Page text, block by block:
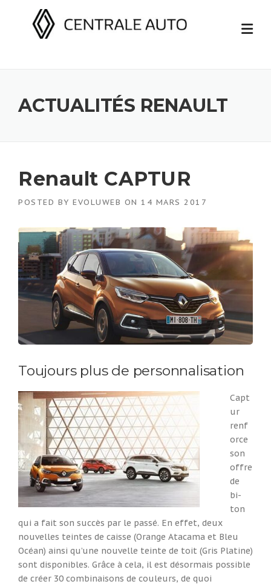
ACTUALITÉS RENAULT
Renault CAPTUR
POSTED BY EVOLUWEB ON 14 MARS 2017
Toujours plus de personnalisation
Capt
ur
renf
orce
son
offre
de
bi-
ton
qui a fait son succès par le passé. En effet, deux
nouvelles teintes de caisse (Orange Atacama et Bleu
Océan) ainsi qu’une nouvelle teinte de toit (Gris Platine)
sont disponibles. Grâce à cela, il est désormais possible
de créer 30 combinaisons de couleurs, de quoi